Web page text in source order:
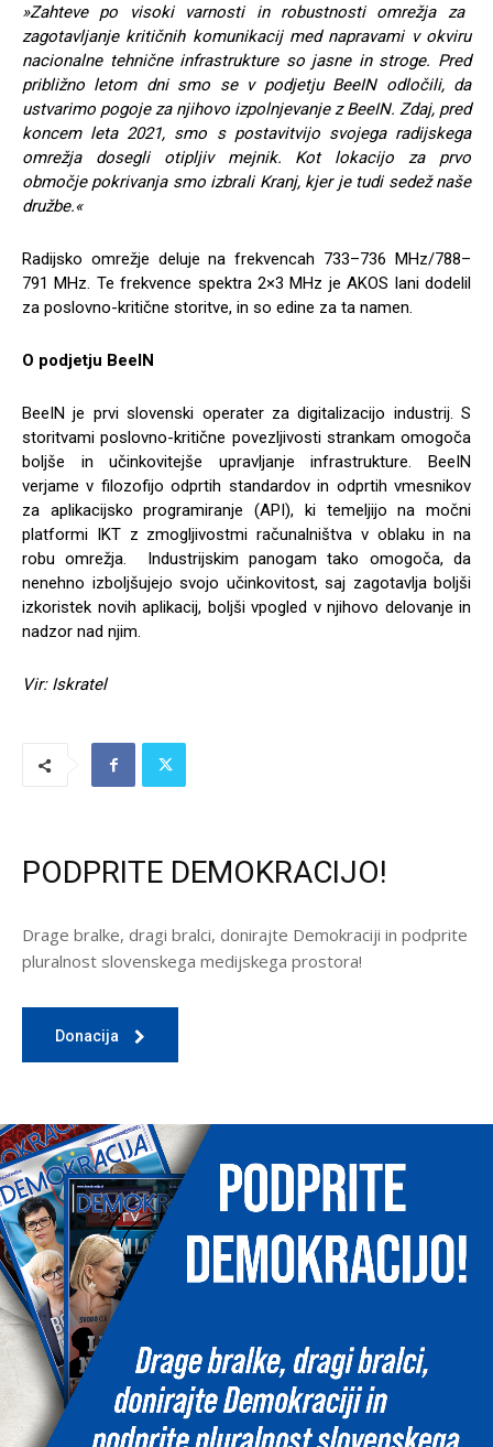
»Zahteve po visoki varnosti in robustnosti omrežja za
zagotavljanje kritičnih komunikacij med napravami v okviru
nacionalne tehnične infrastrukture so jasne in stroge. Pred
približno letom dni smo se v podjetju BeeIN odločili, da
ustvarimo pogoje za njihovo izpolnjevanje z BeeIN. Zdaj, pred
koncem leta 2021, smo s postavitvijo svojega radijskega
omrežja dosegli otipljiv mejnik. Kot lokacijo za prvo
območje pokrivanja smo izbrali Kranj, kjer je tudi sedež naše
družbe.«
Radijsko omrežje deluje na frekvencah 733–736 MHz/788–
791 MHz. Te frekvence spektra 2×3 MHz je AKOS lani dodelil
za poslovno-kritične storitve, in so edine za ta namen.
O podjetju BeeIN
BeeIN je prvi slovenski operater za digitalizacijo industrij. S
storitvami poslovno-kritične povezljivosti strankam omogoča
boljše in učinkovitejše upravljanje infrastrukture. BeeIN
verjame v filozofijo odprtih standardov in odprtih vmesnikov
za aplikacijsko programiranje (API), ki temeljijo na močni
platformi IKT z zmogljivostmi računalništva v oblaku in na
robu omrežja. Industrijskim panogam tako omogoča, da
nenehno izboljšujejo svojo učinkovitost, saj zagotavlja boljši
izkoristek novih aplikacij, boljši vpogled v njihovo delovanje in
nadzor nad njim.
Vir: Iskratel
PODPRITE DEMOKRACIJO!
Drage bralke, dragi bralci, donirajte Demokraciji in podprite
pluralnost slovenskega medijskega prostora!
Donacija